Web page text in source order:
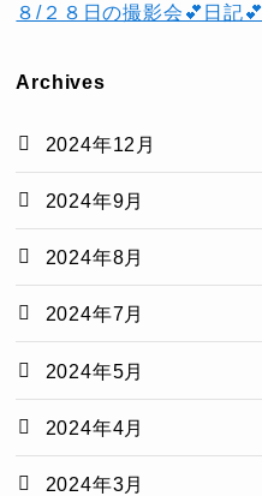
８/２８日の撮影会💕日記💕
Archives
2024年12月
2024年9月
2024年8月
2024年7月
2024年5月
2024年4月
2024年3月